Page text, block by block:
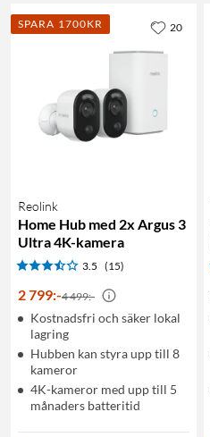
SPARA 1700KR
Reolink
Home Hub med 2x Argus 3
Ultra 4K-kamera
3.5 (15)
2 799:-4 499:-
Kostnadsfri och säker lokal
lagring
Hubben kan styra upp till 8
kameror
4K-kameror med upp till 5
månaders batteritid
20